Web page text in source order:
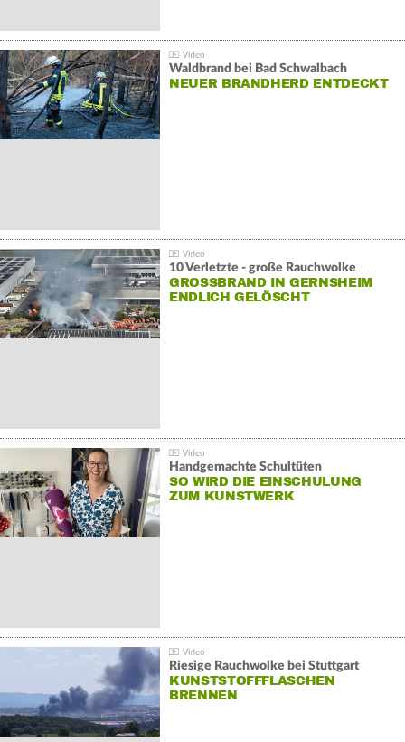
Waldbrand bei Bad Schwalbach
NEUER BRANDHERD ENTDECKT
10 Verletzte - große Rauchwolke
GROSSBRAND IN GERNSHEIM E
NDLICH GELÖSCHT
Handgemachte Schultüten
SO WIRD DIE EINSCHULUNG
ZUM KUNSTWERK
Riesige Rauchwolke bei Stuttgart
KUNSTSTOFFFLASCHEN
BRENNEN